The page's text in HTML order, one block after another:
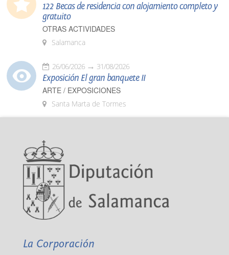
122 Becas de residencia con alojamiento completo y
gratuito
OTRAS ACTIVIDADES
Salamanca
26/06/2026 31/08/2026
Exposición El gran banquete II
ARTE / EXPOSICIONES
Santa Marta de Tormes
La Corporación